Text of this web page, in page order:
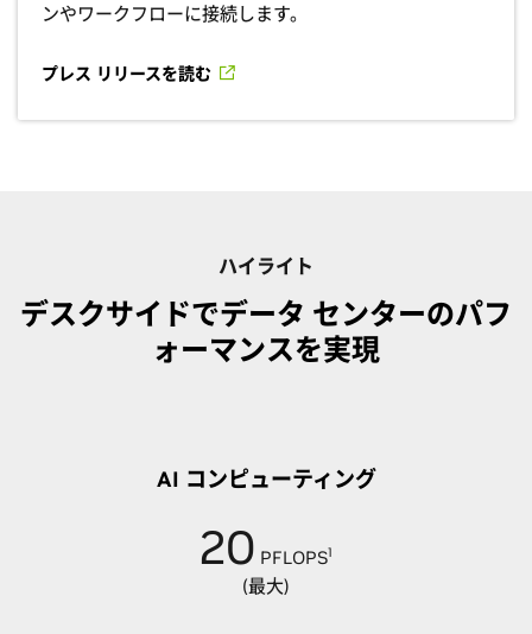
ンやワークフローに接続します。
プレス リリースを読む
ハイライト
デスクサイドでデータ センターのパフ
ォーマンスを実現
AI コンピューティング
20 PFLOPS1
(最大)